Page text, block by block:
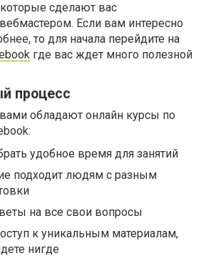
сделают вас
Если вам интересно
то для начала перейдите на
где вас ждет много полезной
процесс
обладают онлайн курсы по
удобное время для занятий
подходит людям с разным
на все свои вопросы
к уникальным материалам,
нигде